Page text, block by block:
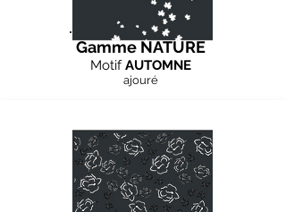
Gamme NATURE
MotifAUTOMNE
ajouré